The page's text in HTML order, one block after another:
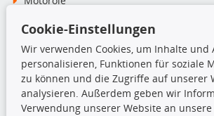
Schneeketten
TecDoc Inside
Cookie-Einstellungen
Wir verwenden Cookies, um Inhalte und
personalisieren, Funktionen für soziale
zu können und die Zugriffe auf unserer
analysieren. Außerdem geben wir
Verwendung unserer Website an